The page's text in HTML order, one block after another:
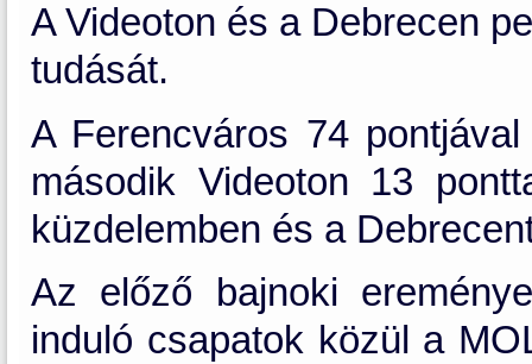
A Videoton és a Debrecen
tudását.
A Ferencváros 74
második Videoton 13
küzdelemben és a
Az előző bajnoki
induló csapatok közül a